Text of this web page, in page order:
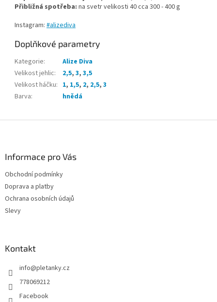
Přibližná spotřeba: na svetr velikosti 40 cca 300 - 400 g
Instagram: #alizediva
Doplňkové parametry
Kategorie:
Alize Diva
Velikost jehlic: 2,5, 3, 3,5
Velikost háčku: 1, 1,5, 2, 2,5, 3
Barva: hnědá
Informace pro Vás
Obchodní podmínky
Doprava a platby
Ochrana osobních údajů
Slevy
Kontakt
info@pletanky.cz
778069212
Facebook